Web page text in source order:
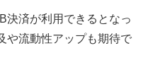
決済が利用できるとなっ
や流動性アップも期待で